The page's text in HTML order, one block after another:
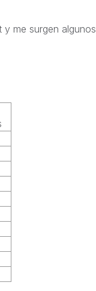
me surgen